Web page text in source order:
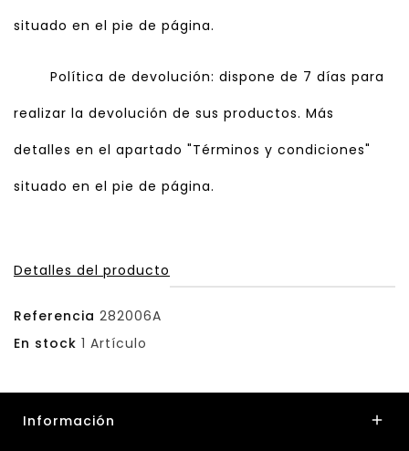
situado en el pie de página.
Política de devolución: dispone de 7 días para
realizar la devolución de sus productos. Más
detalles en el apartado "Términos y condiciones"
situado en el pie de página.
Detalles del producto
Referencia 282006A
En stock 1 Artículo
Información 